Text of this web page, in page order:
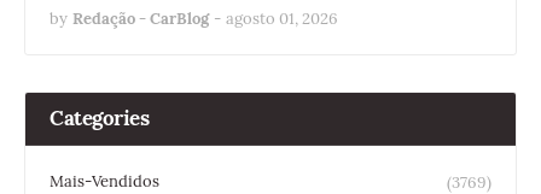
by Redação - CarBlog - agosto 01, 2026
Categories
Mais-Vendidos
(3769)